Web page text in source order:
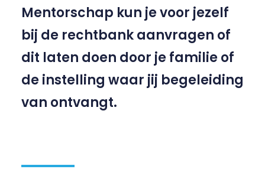
Mentorschap kun je voor jezelf
bij de rechtbank aanvragen of
dit laten doen door je familie of
de instelling waar jij begeleiding
van ontvangt.